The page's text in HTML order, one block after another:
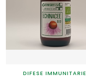
DIFESE IMMUNITARIE